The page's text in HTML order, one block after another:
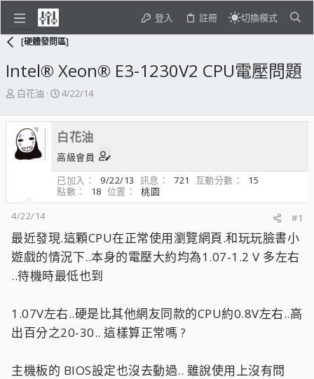
登入 註冊 切換模式
[硬體發問區]
Intel® Xeon® E3-1230V2 CPU電壓問題
主
發
起
人
白花油
開
日
期
4/22/14
白花油
高級會員
已加入
9/22/13 訊息 721 互動分數
15
點數
18 位置
桃園
4/22/14
#1
最近發現.這顆CPU在正常使用瀏覽網頁.和玩玩臉書小
遊戲的情況下..本身的電壓大約均為1.07-1.2 V 多左右
..待機時最低也到
1.07V左右..硬是比其他網友同款的CPU約0.8V左右..高
出百分之20-30.. 這樣算正常嗎 ?
主機板的 BIOS設定也沒去動過.. 雖說使用上沒有問